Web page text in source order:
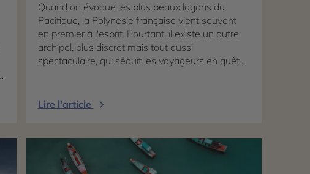
Quand on évoque les plus beaux lagons du
Pacifique, la Polynésie française vient souvent
en premier à l'esprit. Pourtant, il existe un autre
archipel, plus discret mais tout aussi
spectaculaire, qui séduit les voyageurs en quête
Tahiti, ces 15 îles volcaniques et coralliennes
turquoise, des plages de sable blanc bordées de
cocotiers, une végétation tropicale luxuriante et
une culture polynésienne profondément
Lire l'article